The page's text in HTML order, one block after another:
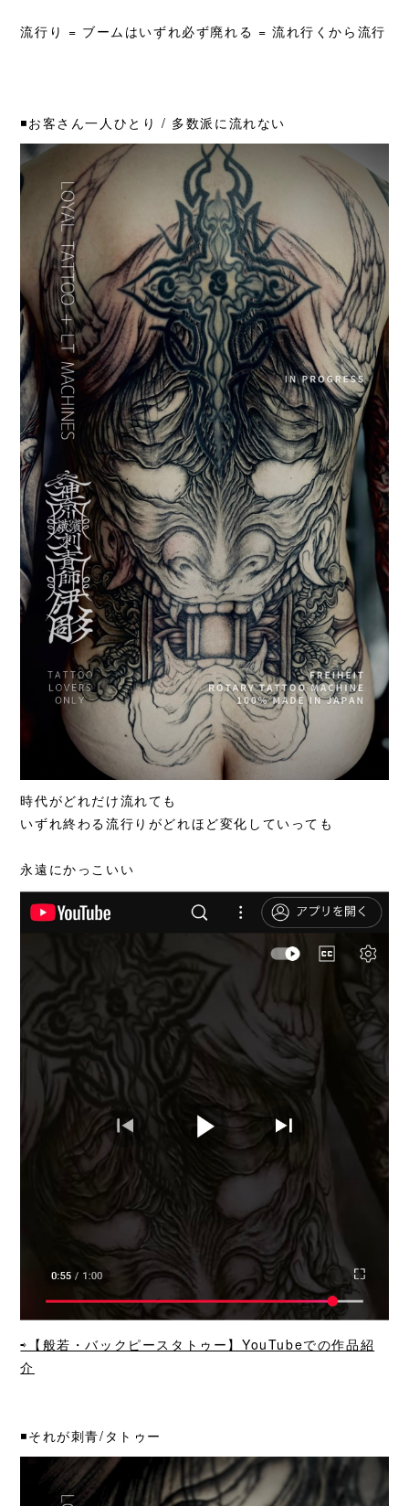
流行り = ブームはいずれ必ず廃れる = 流れ行くから流行
◾️お客さん一人ひとり / 多数派に流れない
時代がどれだけ流れても
いずれ終わる流行りがどれほど変化していっても
永遠にかっこいい
⇨【般若・バックピースタトゥー】YouTubeでの作品紹
介
◾️それが刺青/タトゥー